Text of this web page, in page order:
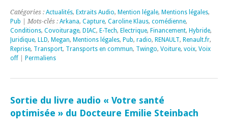
Catégories : Actualités, Extraits Audio, Mention légale, Mentions légales,
Pub | Mots-clés : Arkana, Capture, Caroline Klaus, comédienne,
Conditions, Covoiturage, DIAC, E-Tech, Electrique, Financement, Hybride,
Juridique, LLD, Megan, Mentions légales, Pub, radio, RENAULT, Renault.fr,
Reprise, Transport, Transports en commun, Twingo, Voiture, voix, Voix
off
Permaliens
Sortie du livre audio « Votre santé
optimisée » du Docteure Emilie Steinbach